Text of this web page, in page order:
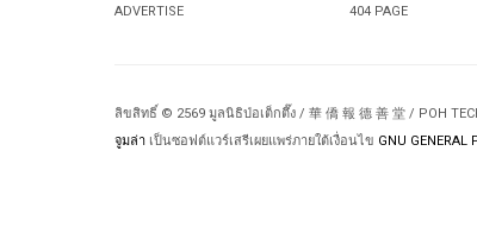
ADVERTISE
404 PAGE
ลิขสิทธิ์ © 2569 มูลนิธิป่อเต็กตึ๊ง / 華 僑 報 德 善 堂 / POH
จูมล่า เป็นซอฟต์แวร์เสรีเผยแพร่ภายใต้เงื่อนไข GNU GENERAL